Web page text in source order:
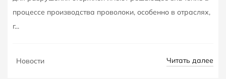
процессе производства проволоки, особенно в отраслях,
г...
Новости Читать далее
24